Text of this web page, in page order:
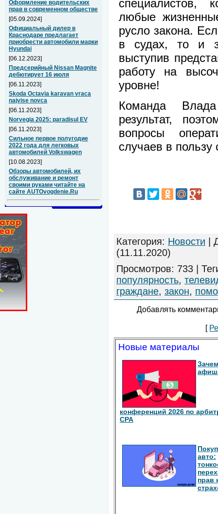
Оформление водительских
прав в современном обществе
[05.09.2024]
Официальный дилер в
Краснодаре предлагает
приобрести автомобили марки
Hyundai
[06.12.2023]
Предсерийный Nissan Magnite
дебютирует 16 июля
[06.11.2023]
Skoda Octavia karavan vraca
najvise novca
[06.11.2023]
Norvegia 2025: paradisul EV
[06.11.2023]
Сильное первое полугодие
2022 года для легковых
автомобилей Volkswagen
[10.08.2023]
Обзоры автомобилей, их
обслуживание и ремонт
своими руками читайте на
сайте AUTOvogdenie.Ru
специалистов,
любые
русло закона.
в судах, то и
выступив
работу на
уровне!
Команда
результат,
вопросы
случаев в пользу
Категория: Новости |
(11.11.2020)
Просмотров: 733 |
популярность,
граждане, закон,
Добавлять
[
Новые материалы
конференций 2026 по
СРА
авто:
прав